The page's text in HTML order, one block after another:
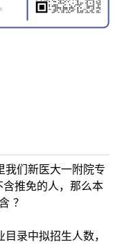
我们新医大一附院专
推免的人，那么本
？
录中拟招生人数，